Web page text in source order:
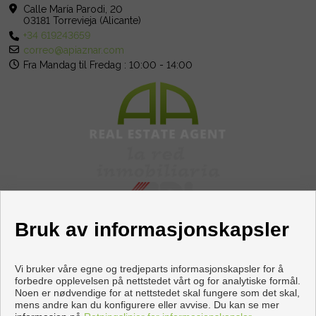
du ikke kan gå glipp av. Juridisk merknad: Gebyrer og skatter
er ikke inkludert. Informasjonen som gis er indikativ og ikke
juridisk bindende, og kan inneholde feil.
Calle María Parodi, 20
03181 Torrevieja (Alicante)
+34 619243659
correo@apiaznar.com
Fra Mandag til Fredag : 10:00 - 14:00
Flats and houses for sale in Torrevieja
Bruk av informasjonskapsler
Vi bruker våre egne og tredjeparts informasjonskapsler for å
forbedre opplevelsen på nettstedet vårt og for analytiske formål.
Noen er nødvendige for at nettstedet skal fungere som det skal,
mens andre kan du konfigurere eller avvise. Du kan se mer